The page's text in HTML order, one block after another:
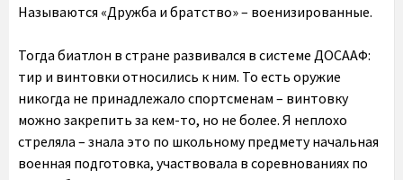
Называются «Дружба и братство» – военизированные.
Тогда биатлон в стране развивался в системе ДОСААФ:
тир и винтовки относились к ним. То есть оружие
никогда не принадлежало спортсменам – винтовку
можно закрепить за кем-то, но не более. Я неплохо
стреляла – знала это по школьному предмету начальная
военная подготовка, участвовала в соревнованиях по